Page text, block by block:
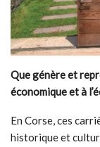
Que génère et
économique et à
En Corse, ces
historique et